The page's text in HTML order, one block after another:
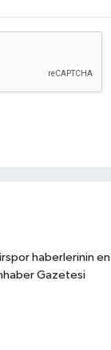
haberlerinin en
Gazetesi